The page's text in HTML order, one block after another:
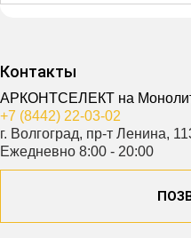
Контакты
АРКОНТСЕЛЕКТ на
+7 (8442) 22-03-02
г. Волгоград, пр-т Ленина,
Ежедневно 8:00 - 20:00